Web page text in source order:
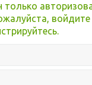
только